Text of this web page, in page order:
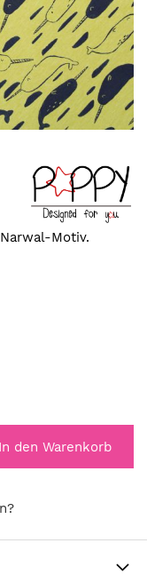
Motiv.
In den Warenkorb